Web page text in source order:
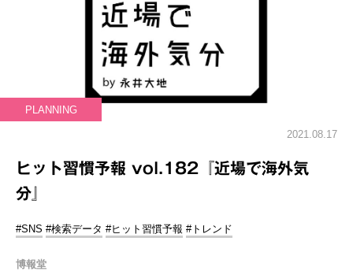
PLANNING
2021.08.17
ヒット習慣予報 vol.182『近場で海外気
分』
#SNS #検索データ #ヒット習慣予報 #トレンド
博報堂